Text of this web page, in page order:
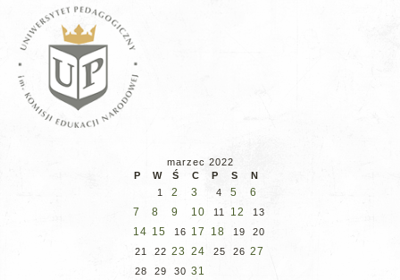
marzec 2022
P
W Ś C P S
N
1
2 3 4 5
6
7
8 9 10 11 12 13
14 15 16 17 18 19
20
21
22 23 24 25 26 27
28 29 30 31